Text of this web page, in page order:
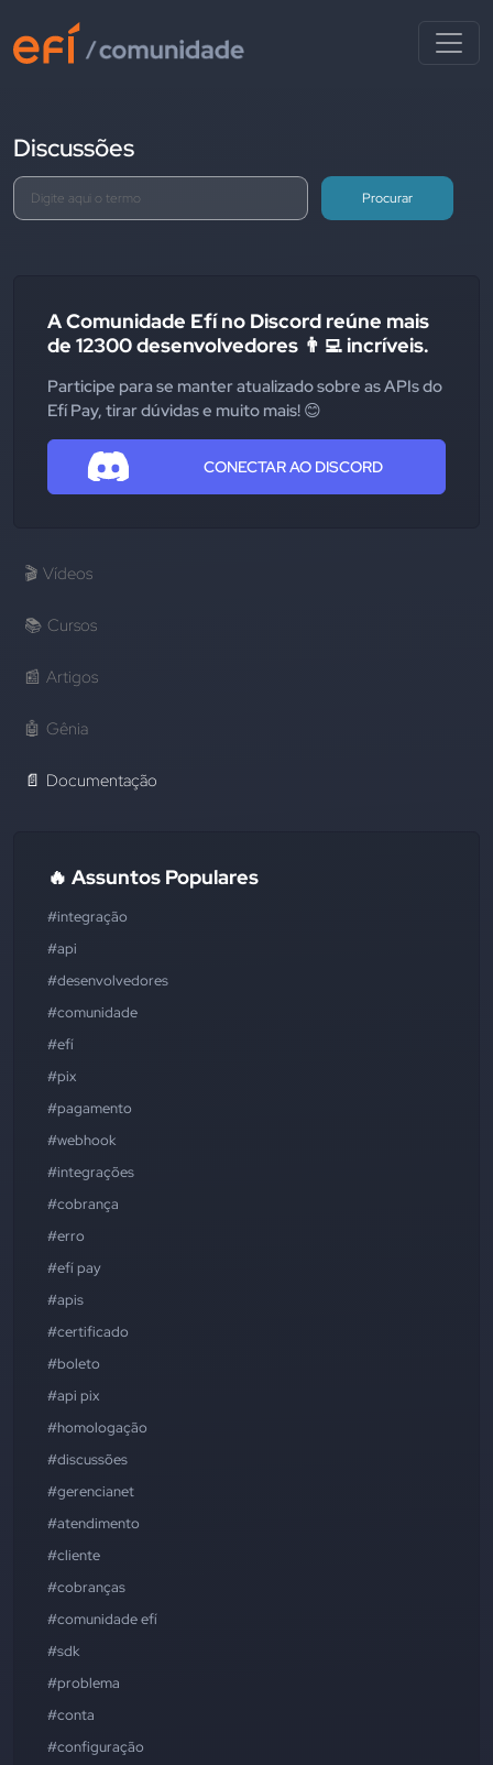
Discussões
Procurar
A Comunidade Efí no Discord reúne mais
de 12300 desenvolvedores 👨‍💻 incríveis.
Participe para se manter atualizado sobre as APIs do
Efí Pay, tirar dúvidas e muito mais! 😊
CONECTAR AO DISCORD
🎬 Vídeos
📚 Cursos
📰 Artigos
🤖 Gênia
📄 Documentação
🔥 Assuntos Populares
#integração
#api
#desenvolvedores
#comunidade
#efí
#pix
#pagamento
#webhook
#integrações
#cobrança
#erro
#efí pay
#apis
#certificado
#boleto
#api pix
#homologação
#discussões
#gerencianet
#atendimento
#cliente
#cobranças
#comunidade efí
#sdk
#problema
#conta
#configuração